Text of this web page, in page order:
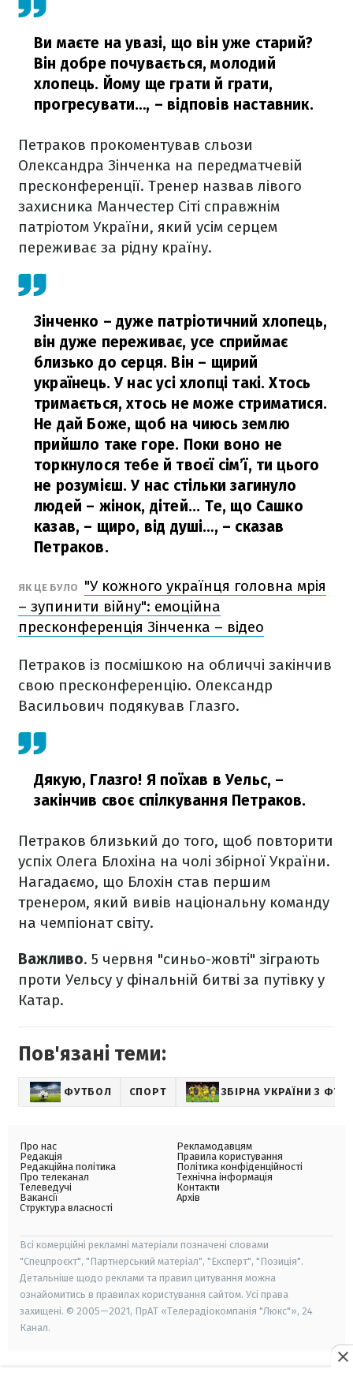
Ви маєте на увазі, що він уже старий?
Він добре почувається, молодий
хлопець. Йому ще грати й грати,
прогресувати…, – відповів наставник.
Петраков прокоментував сльози
Олександра Зінченка на передматчевій
пресконференції. Тренер назвав лівого
захисника Манчестер Сіті справжнім
патріотом України, який усім серцем
переживає за рідну країну.
Зінченко – дуже патріотичний хлопець,
він дуже переживає, усе сприймає
близько до серця. Він – щирий
українець. У нас усі хлопці такі. Хтось
тримається, хтось не може стриматися.
Не дай Боже, щоб на чиюсь землю
прийшло таке горе. Поки воно не
торкнулося тебе й твоєї сім’ї, ти цього
не розумієш. У нас стільки загинуло
людей – жінок, дітей... Те, що Сашко
казав, – щиро, від душі…, – сказав
Петраков.
ЯК ЦЕ БУЛО
"У кожного українця головна мрія
– зупинити війну": емоційна
пресконференція Зінченка – відео
Петраков із посмішкою на обличчі закінчив
свою пресконференцію. Олександр
Васильович подякував Глазго.
Дякую, Глазго! Я поїхав в Уельс, –
закінчив своє спілкування Петраков.
Петраков близький до того, щоб повторити
успіх Олега Блохіна на чолі збірної України.
Нагадаємо, що Блохін став першим
тренером, який вивів національну команду
на чемпіонат світу.
Важливо. 5 червня "синьо-жовті" зіграють
проти Уельсу у фінальній битві за путівку у
Катар.
Пов'язані теми:
ФУТБОЛ СПОРТ ЗБІРНА УКРАЇНИ З
Про нас
Редакція
Редакційна політика
Про телеканал
Телеведучі
Вакансії
Структура власності
Рекламодавцям
Правила користування
Політика конфіденційності
Технічна інформація
Контакти
Архів
Всі комерційні рекламні матеріали позначені словами
"Спецпроєкт", "Партнерський матеріал", "Експерт", "Позиція".
Детальніше щодо реклами та правил цитування можна
ознайомитись в правилах користування сайтом. Усі права
захищені. © 2005—2021, ПрАТ «Телерадіокомпанія "Люкс"», 24
Канал.